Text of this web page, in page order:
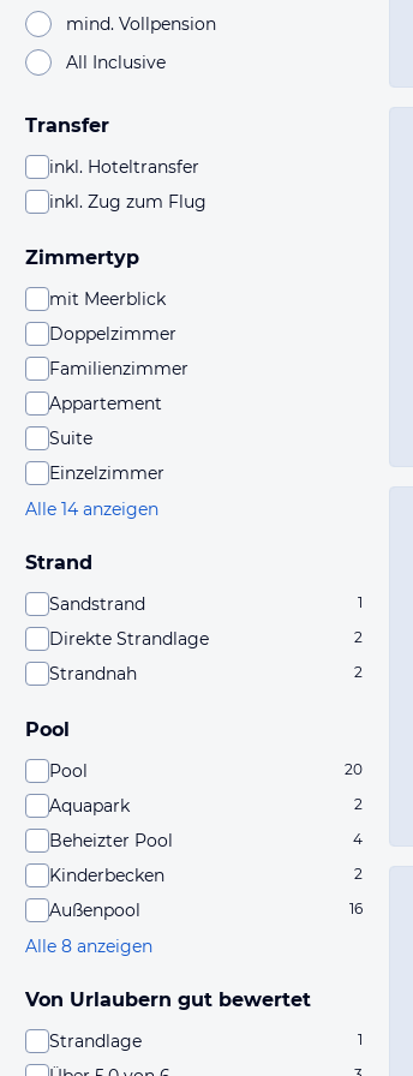
mind. Vollpension
All Inclusive
Transfer
inkl. Hoteltransfer
inkl. Zug zum Flug
Zimmertyp
mit Meerblick
Doppelzimmer
Familienzimmer
Appartement
Suite
Einzelzimmer
Alle 14 anzeigen
Strand
Sandstrand 1
Direkte Strandlage 2
Strandnah 2
Pool
Pool 20
Aquapark 2
Beheizter Pool 4
Kinderbecken 2
Außenpool 16
Alle 8 anzeigen
Von Urlaubern gut bewertet
Strandlage 1